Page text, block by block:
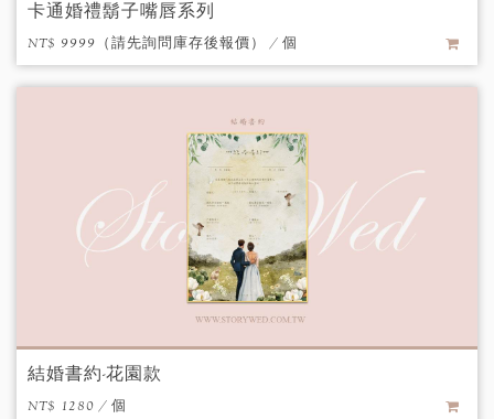
卡通婚禮鬍子嘴唇系列
NT$ 9999（請先詢問庫存後報價） / 個
結婚書約-花園款
NT$ 1280 / 個